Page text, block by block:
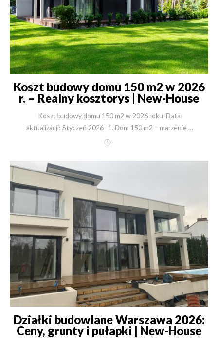
Koszt budowy domu 150 m2 w 2026
r. – Realny kosztorys | New-House
Koszt budowy domu 150 m2 w 2026 roku Data aktualizacji: Styczeń 2026 1. Dom 150 m2 – marzenie a finansowa rzeczywistość 2026 roku Pamiętam Pana Michała, który przyszedł do naszego biura w Warszawie z teczką pełną inspiracji i lekkim niepokojem w oczach. Przez lata mieszkał z rodziną w 50-metrowym mieszkaniu w bloku. Jego marzenie było proste: przestrzeń. Chciał domu, w którym każdy ma swój kąt, a niedzielną kawę pije się na tarasie z widokiem na ogród, a nie na balkon sąsiada. Jednak paraliżowało go jedno pytanie, które słyszę od 30 lat: "Panie Robercie, czy mnie na to stać? Czy budowa mnie nie zrujnuje?". Dziś Pan Michał mieszka w swoim wymarzonym domu o powierzchni 150 m2. Budowa przebiegła terminowo, a budżet został dotrzymany co do złotówki. Dlaczego o tym piszę? Ponieważ w 2026 roku, w gąszczu sprzecznych informacji w internecie, poczucie bezpieczeństwa finansowego jest towarem deficytowym. Decyzja o budowie domu to dla 99% z nas największa inwestycja życia. Jako inżynier i właściciel firmy New-House, która od 1991 roku wybudowała ponad 2500 domów, czuję się w obowiązku przedstawić Państwu realny, uczciwy obraz kosztów budowy domu 150 m2 w 2026 roku. Bez ukrywania trudnych tematów, bez zaniżania wycen "pod klienta", ale z konkretnymi rozwiązaniami, które zapewnią Państwu spokój i bezpieczeństwo. Ten artykuł to nie jest zwykły wpis blogowy. To kompendium wiedzy oparte na aktualnych kosztorysach z naszych placów budów. Pokażę Państwu, dlaczego 150 m2 to "złoty środek" polskiego budownictwa i ile dokładnie trzeba zainwestować, by wprowadzić się do domu gotowego, ciepłego i trwałego na pokolenia. 2. Najważniejsze wnioski dla Inwestora (Executive Summary) Szanuję Twój czas. Jeśli szukasz szybkiej esencji wiedzy o kosztach budowy w 2026 roku, oto najważniejsze fakty: Metraż optymalny: Dom o powierzchni ok. 150 m2 to idealny balans między komfortem dla 4-5 osobowej rodziny a kosztami eksploatacji. Realny budżet: Aby wybudować dom 150 m2 "pod klucz" w dobrym standardzie w 2026 roku, należy liczyć się z inwestycją rzędu 9 000 – 11 000 zł brutto za m2. Oferty obiecujące 5000 zł/m2 za stan pod klucz są nierealne i zazwyczaj oznaczają drastyczne dopłaty w trakcie prac. Dach ma znaczenie: Dom z płaskim dachem jest droższy w budowie za m2 niż dom z dachem spadzistym (różnica może wynosić nawet 1000-1500 zł/m2), co pokażemy na przykładach. Bezpieczeństwo ceny: W New-House oferujemy stałą cenę w umowie. W realiach 2026 roku, gdzie ceny materiałów mogą fluktuować, przenosimy ryzyko wzrostu cen na siebie. Ty śpisz spokojnie. Kompleksowość to oszczędność: Budowa systemem gospodarczym wydaje się tańsza o ok. 20%, ale po doliczeniu czasu inwestora, błędów ekip i braku gwarancji, realna oszczędność topnieje. My budujemy od A do Z – od działki po ogród. Dla kogo jest ten artykuł? Dla osób planujących budowę domu jednorodzinnego (ok. 150 m2) w Polsce, które szukają rzetelnej wyceny i partnera, a nie najtańszych, ryzykownych półśrodków. 3. Ile kosztuje budowa domu 150 m2 w 2026? Tabela realnych kosztów Poniżej prezentuję uśrednione widełki rynkowe dla domu o powierzchni 150 m2, budowanego w technologii tradycyjnej murowanej, przy założeniu standardu energooszczędnego (WT 2021/2026). Etap budowy Zakres prac (w skrócie) Szacunkowy koszt (brutto) Cena za m2 (brutto) Stan Surowy Otwarty (SSO) Fundamenty, ściany nośne, stropy, konstrukcja dachu 430 000 – 550 000 zł ok. 2 900 – 3 600 zł Stan Surowy Zamknięty (SSZ) SSO + pokrycie dachu, okna, drzwi zewnętrzne, brama 550 000 – 680 000 zł ok. 3 700 – 4 500 zł Stan Deweloperski SSZ + instalacje, tynki, wylewki, ocieplenie, elewacja 1 150 000 – 1 250 000 zł ok. 7 700 – 8 300 zł Stan Pod Klucz Deweloperski + podłogi, malowanie, łazienki, kotłownia 1 300 000 – 1 500 000 zł ok. 9 000 – 10 500 zł Pod Klucz z Ogrodem Dom gotowy + podjazd, ogrodzenie, taras, zieleń 1 400 000 – 1 650 000 zł ok. 9 500 – 11 000 zł Ważna uwaga: Powyższe ceny są szacunkowe. W New-House nie "wróżymy z fusów". Każdy projekt wyceniamy indywidualnie. Chcesz poznać dokładną kwotę dla Twojego wymarzonego domu? {{ CalculatorBuilding }} 4. Analiza Case Study 1: Willa Parkowa (159 m2) – koszt domu z dachem spadzistym Teoria to jedno, ale najlepiej operować na konkretach. Przyjrzyjmy się jednemu z najpopularniejszych projektów w naszej ofercie – Willa Parkowa. To klasyczna elegancja, dach wielospadowy i optymalny metraż dla rodziny. Projekt: Willa Parkowa (zobacz szczegóły) Powierzchnia użytkowa: 159 m2 Typ dachu: Spadzisty (wielospadowy) Rok wyceny: 2026 Szczegółowy kosztorys budowy – Willa Parkowa Etap prac Wartość etapu (PLN Brutto) Cena jednostkowa (PLN/m2) Stan surowy z dachem (SSZ) od 542 080 PLN od 3 788 PLN Prace deweloperskie (łącznie z SSZ) od 1 154 955 PLN od 8 071 PLN Prace pod klucz (gotowy do zamieszkania) od 1 312 365 PLN od 9 171 PLN Prace pod klucz z ogrodem od 1 375 365 PLN od 9 611 PLN Wnioski eksperta: Willa Parkowa to doskonały przykład optymalizacji kosztów. Mimo rozbudowanej bryły dachu, cena za metr kwadratowy w stanie pod klucz (ok. 9 171 zł) jest bardzo atrakcyjna. Wynika to z faktu, że przy metrażu ~160 m2 koszty stałe (przyłącza, projekt, kocioł, transporty) rozkładają się na większą powierzchnię. To dowód na to, że budowa nieco większego domu (160 m2 vs 120 m2) może być ekonomicznie uzasadniona w przeliczeniu na 1 m2 powierzchni życiowej. 5. Analiza Case Study 2: HomeKONCEPT 58 (142 m2) – koszt domu z płaskim dachem Dla porównania weźmy nowoczesny projekt, który również cieszy się ogromnym zainteresowaniem inwestorów ceniących modernizm. Projekt: HomeKONCEPT 58 Powierzchnia użytkowa: 142 m2 Typ dachu: Płaski Rok wyceny: 2026 Szczegółowy kosztorys budowy – HomeKONCEPT 58 Etap prac Wartość etapu (PLN Brutto) Cena jednostkowa (PLN/m2) Stan surowy z dachem (SSZ) od 620 049 PLN od 4 852 PLN Prace deweloperskie (łącznie z SSZ) od 1 194 049 PLN od 9 343 PLN Prace pod klucz (gotowy do zamieszkania) od 1 334 629 PLN od 10 443 PLN Prace pod klucz z ogrodem od 1 397 629 PLN od 10 936 PLN Wnioski eksperta: Zauważyli Państwo różnicę? Dom mniejszy (142 m2) jest droższy w budowie za metr kwadratowy (10 443 zł/m2) niż większa Willa Parkowa. Dlaczego? Płaski dach: Wymaga specjalistycznych izolacji i technologii stropodachu, co jest droższe niż klasyczna więźba. Przeszklenia: Nowoczesne projekty typu HomeKONCEPT mają zazwyczaj duże, panoramiczne okna (często aluminiowe lub HS), które znacząco podnoszą koszt stanu surowego zamkniętego. Elewacja: Modernistyczne bryły często wykorzystują droższe materiały elewacyjne (kamień, drewno egzotyczne, spiek). To kluczowa lekcja: koszt budowy domu 150m2 zależy nie tylko od metrażu, ale przede wszystkim od bryły i technologii. 6. Co dokładnie wchodzi w cenę? Rozbijamy etapy budowy Klienci często pytają: "Panie Robercie, ale co ja właściwie dostaję w stanie deweloperskim?". Brak precyzji w tym zakresie to najczęstsza przyczyna konfliktów z niesolidnymi wykonawcami. W New-House stawiamy na pełną transparentność. 1. Stan Surowy (SSO i SSZ) – Fundament Twojego Bezpieczeństwa To etap, w którym powstaje konstrukcja. W New-House obejmuje on: Geodezja: Wytyczenie budynku. Roboty ziemne: Zdjęcie humusu, wykopy. Fundamenty: Ławy lub płyta fundamentowa (zależnie od gruntu) z pełną izolacją przeciwwilgociową i termiczną. Ściany: Murowane z certyfikowanych materiałów (Porotherm, Silka, Ytong). Stropy: Żelbetowe wylewane lub prefabrykowane. Dach: Kompletna więźba, foliowanie/deskowanie, pokrycie docelowe (dachówka/blacha), orynnowanie. Stolarka (SSZ): Montaż okien (zwykle 3-szybowych, ciepły montaż), drzwi wejściowych i bramy garażowej. 2. Stan Deweloperski – Dom, który "żyje" To najdroższy i najbardziej skomplikowany etap. Obejmuje: Instalacje: Elektryka, wod-kan, ogrzewanie (podłogówka), wentylacja (rekuperacja). Tynki: Wewnętrzne (gipsowe lub cementowo-wapienne). Posadzki: Wylewki betonowe z izolacją. Ocieplenie poddasza: Wełna mineralna lub piana PUR + zabudowa G-K. Elewacja: Kompletne ocieplenie (styropian/wełna) i tynk zewnętrzny. W New-House stan deweloperski oznacza budynek przygotowany do prac wykończeniowych – ściany są proste, instalacje działają, budynek jest ciepły. 3. Stan Pod Klucz – Wejdź i mieszkaj To moment, w którym budowa zamienia się w dom. Kotłownia: Montaż źródła ciepła (np. Pompa Ciepła) i uruchomienie. Wykończenie: Gładzie, malowanie, układanie podłóg, montaż drzwi wewnętrznych. Łazienki: Biały montaż, glazura, armatura. Odbiory: Przygotowanie dokumentacji do PINB i uzyskanie pozwolenia na użytkowanie. Pamiętaj: W New-House budujemy kompleksowo. Oznacza to, że nie musisz szukać osobnego hydraulika, tynkarza i dekarza. Masz jednego partnera, jedną umowę i jedną gwarancję na wszystko. 7. 7 kluczowych czynników wpływających na koszt budowy domu w 2026 roku Analizując koszt budowy domu 150m2, musisz wziąć pod uwagę zmienne, które mogą podnieść lub obniżyć wycenę nawet o 30%. Bryła budynku: Prosta b
Działki budowlane Warszawa 2026:
Ceny, grunty i pułapki | New-House